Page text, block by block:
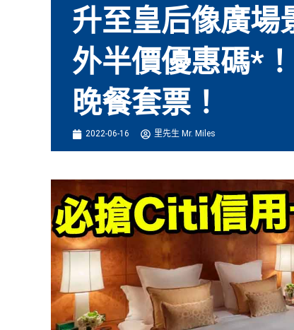
升至皇后像廣場
外半價優惠碼*
晚餐套票！
2022-06-16 里先生 Mr. Miles